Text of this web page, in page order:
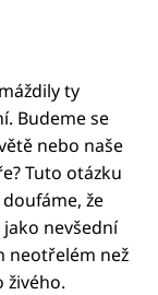
ty
Budeme se
nebo naše
Tuto otázku
doufáme, že
nevšední
neotřelém než
živého.